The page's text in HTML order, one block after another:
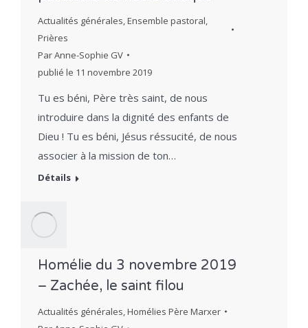
Actualités générales,Ensemble pastoral,
Prières
ParAnne-Sophie GV
publié le 11 novembre 2019
Tu es béni, Père très saint, de nous
introduire dans la dignité des enfants de
Dieu ! Tu es béni, Jésus réssucité, de nous
associer à la mission de ton…
Détails
Homélie du 3 novembre 2019
– Zachée, le saint filou
Actualités générales,Homélies Père Marxer